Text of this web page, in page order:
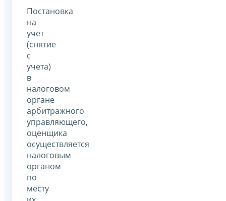
Постановка
на
учет
(снятие
с
учета)
в
налоговом
органе
арбитражного
управляющего,
оценщика
осуществляется
налоговым
органом
по
месту